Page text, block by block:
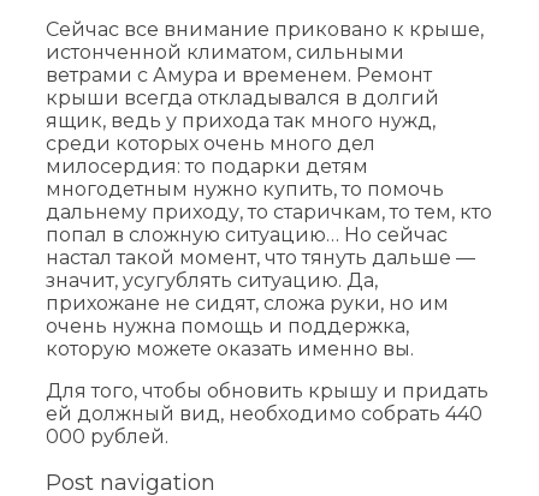
Сейчас все внимание приковано к крыше,
истонченной климатом, сильными
ветрами с Амура и временем. Ремонт
крыши всегда откладывался в долгий
ящик, ведь у прихода так много нужд,
среди которых очень много дел
милосердия: то подарки детям
многодетным нужно купить, то помочь
дальнему приходу, то старичкам, то тем, кто
попал в сложную ситуацию… Но сейчас
настал такой момент, что тянуть дальше —
значит, усугублять ситуацию. Да,
прихожане не сидят, сложа руки, но им
очень нужна помощь и поддержка,
которую можете оказать именно вы.
Для того, чтобы обновить крышу и придать
ей должный вид, необходимо собрать 440
000 рублей.
Post navigation